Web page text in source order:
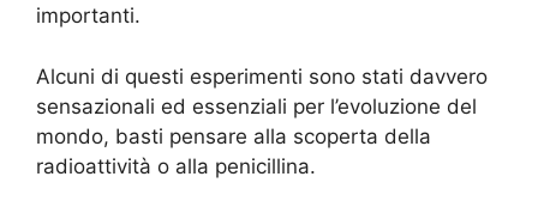
importanti.
Alcuni di questi esperimenti sono stati davvero
sensazionali ed essenziali per l’evoluzione del
mondo, basti pensare alla scoperta della
radioattività o alla penicillina.